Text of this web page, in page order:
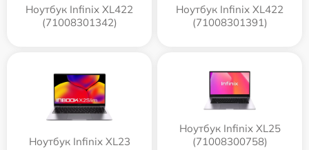
Ноутбук Infinix XL422
(71008301342)
Ноутбук Infinix XL422
(71008301391)
Ноутбук Infinix XL23
Ноутбук Infinix XL25
(71008300758)